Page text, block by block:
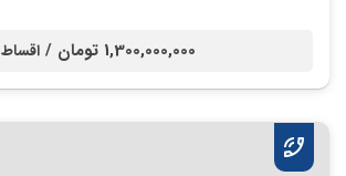
1,300,000,000 تومان / اقساط